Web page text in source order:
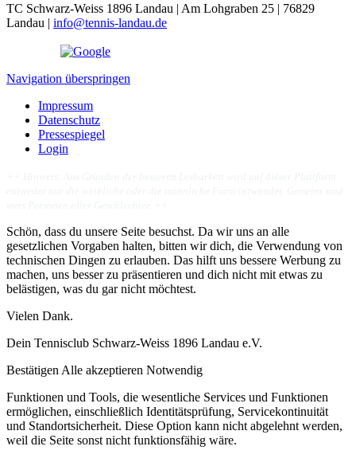
TC Schwarz-Weiss 1896 Landau | Am Lohgraben 25 | 76829
Landau | info@tennis-landau.de
Navigation überspringen
Impressum
Datenschutz
Pressespiegel
Login
Schön, dass du unsere Seite besuchst. Da wir uns an alle
gesetzlichen Vorgaben halten, bitten wir dich, die Verwendung von
technischen Dingen zu erlauben. Das hilft uns bessere Werbung zu
machen, uns besser zu präsentieren und dich nicht mit etwas zu
belästigen, was du gar nicht möchtest.
Vielen Dank.
Dein Tennisclub Schwarz-Weiss 1896 Landau e.V.
Bestätigen Alle akzeptieren Notwendig
Funktionen und Tools, die wesentliche Services und Funktionen
ermöglichen, einschließlich Identitätsprüfung, Servicekontinuität
und Standortsicherheit. Diese Option kann nicht abgelehnt werden,
weil die Seite sonst nicht funktionsfähig wäre.